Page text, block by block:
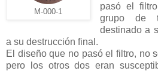
M-000-1
pasó el
grupo de
destinado a
a su destrucción final.
El diseño que no pasó el filtro, no
pero los otros dos eran